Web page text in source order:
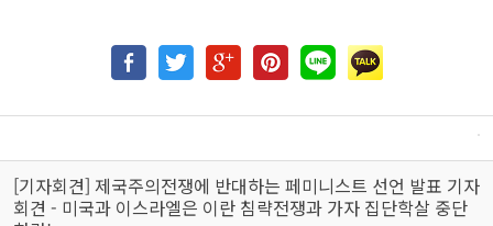
[기자회견] 제국주의전쟁에 반대하는 페미니스트 선언 발표 기자
회견 - 미국과 이스라엘은 이란 침략전쟁과 가자 집단학살 중단